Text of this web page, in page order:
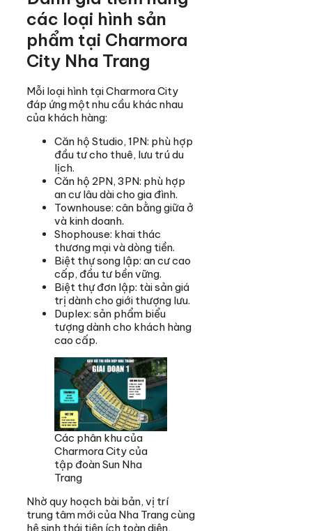
các loại hình sản
phẩm tại Charmora
City Nha Trang
Mỗi loại hình tại Charmora City
đáp ứng một nhu cầu khác nhau
của khách hàng:
Căn hộ Studio, 1PN: phù hợp
đầu tư cho thuê, lưu trú du
lịch.
Căn hộ 2PN, 3PN: phù hợp
an cư lâu dài cho gia đình.
Townhouse: cân bằng giữa ở
và kinh doanh.
Shophouse: khai thác
thương mại và dòng tiền.
Biệt thự song lập: an cư cao
cấp, đầu tư bền vững.
Biệt thự đơn lập: tài sản giá
trị dành cho giới thượng lưu.
Duplex: sản phẩm biểu
tượng dành cho khách hàng
cao cấp.
Các phân khu của
Charmora City của
tập đoàn Sun Nha
Trang
Nhờ quy hoạch bài bản, vị trí
trung tâm mới của Nha Trang cùng
hệ sinh thái tiện ích toàn diện,